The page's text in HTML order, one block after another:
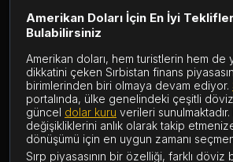
Amerikan Doları İçin En İyi
Bulabilirsiniz
Amerikan doları, hem turistlerin hem de
dikkatini çeken Sırbistan finans
birimlerinden biri olmaya devam ediyor.
portalında, ülke genelindeki çeşitli
güncel dolar kuru verileri
değişikliklerini anlık olarak takip
dönüşümü için en uygun zamanı
Sırp piyasasının bir özelliği, farklı döviz